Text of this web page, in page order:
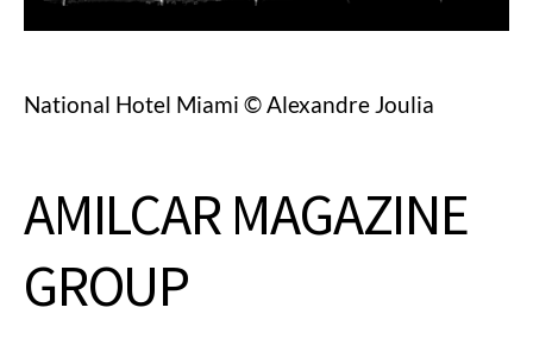
National Hotel Miami © Alexandre Joulia
AMILCAR MAGAZINE
GROUP